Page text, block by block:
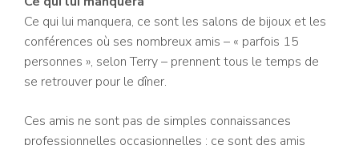
Ce qui lui manquera, ce sont les salons de bijoux et les
conférences où ses nombreux amis – « parfois 15
personnes », selon Terry – prennent tous le temps de
se retrouver pour le dîner.
Ces amis ne sont pas de simples connaissances
professionnelles occasionnelles ; ce sont des amis